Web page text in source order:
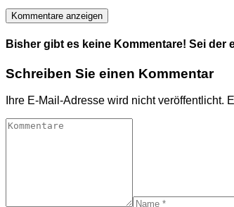
Kommentare anzeigen
Bisher gibt es keine Kommentare! Sei der
Schreiben Sie einen Kommentar
Ihre E-Mail-Adresse wird nicht veröffentlicht.